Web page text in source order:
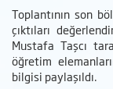
Toplantının son
çıktıları
Mustafa Taşcı
öğretim
bilgisi paylaşıldı.